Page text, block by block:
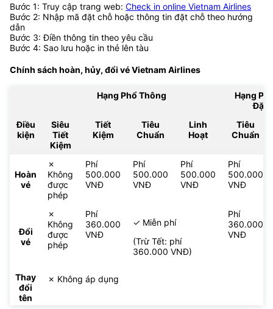
Bước 1: Truy cập trang web: Check in online Vietnam Airlines
Bước 2: Nhập mã đặt chỗ hoặc thông tin đặt chỗ theo hướng
dẫn
Bước 3: Điền thông tin theo yêu cầu
Bước 4: Sao lưu hoặc in thẻ lên tàu
Chính sách hoàn, hủy, đổi véVietnam Airlines
Hạng Phổ Thông
Hạng
Đặc
Điều
kiện
Siêu
Tiết
Kiệm
Tiết
Kiệm
Tiêu
Chuẩn
Linh
Hoạt
Tiêu
Chuẩn
Hoàn
vé
✗
Không
được
phép
Phí
500.000
VNĐ
Phí
500.000
VNĐ
Phí
500.000
VNĐ
Phí
500.000
VNĐ
Đổi
vé
✗
Không
được
phép
Phí
360.000
VNĐ
✓ Miễn phí
(Trừ Tết: phí
360.000 VNĐ)
Phí
360.000
VNĐ
Thay
đổi
tên
✗ Không áp dụng